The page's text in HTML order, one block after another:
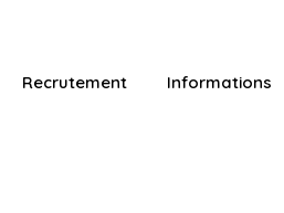
Recrutement Informations